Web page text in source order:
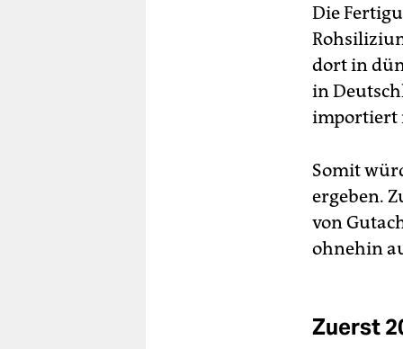
Die
dort in
in
importiert
Somit
ergeben.
von
ohnehin
Zuerst